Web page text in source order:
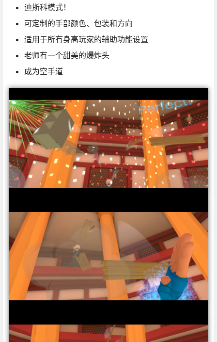
迪斯科模式！
可定制的手部颜色、包装和方向
适用于所有身高玩家的辅助功能设置
老师有一个甜美的爆炸头
成为空手道